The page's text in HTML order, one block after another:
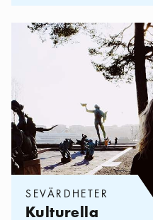
Kategorier:Sevärdheter,
SEVÄRDHETER
Kulturella